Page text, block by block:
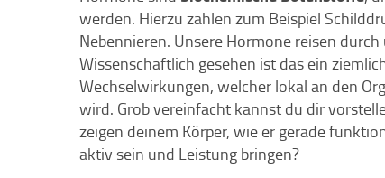
werden. Hierzu zählen zum Beispiel
Nebennieren. Unsere Hormone reisen
Wissenschaftlich gesehen ist das ein
Wechselwirkungen, welcher lokal an den
wird. Grob vereinfacht kannst du dir
zeigen deinem Körper, wie er gerade
aktiv sein und Leistung bringen?